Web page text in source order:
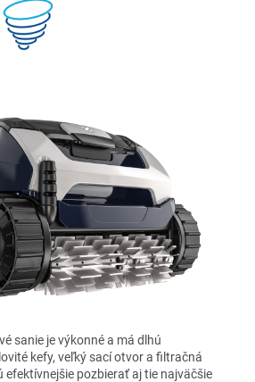
sanie je výkonné a má dlhú
kefy, veľký sací otvor a filtračná
efektívnejšie pozbierať aj tie najväčšie